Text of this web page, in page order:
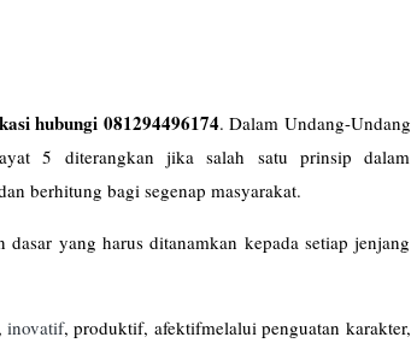
hubungi 081294496174. Dalam Undang-Undang
5 diterangkan jika salah satu prinsip dalam
berhitung bagi segenap masyarakat.
yang harus ditanamkan kepada setiap jenjang
inovatif, produktif, afektifmelalui penguatan karakter,